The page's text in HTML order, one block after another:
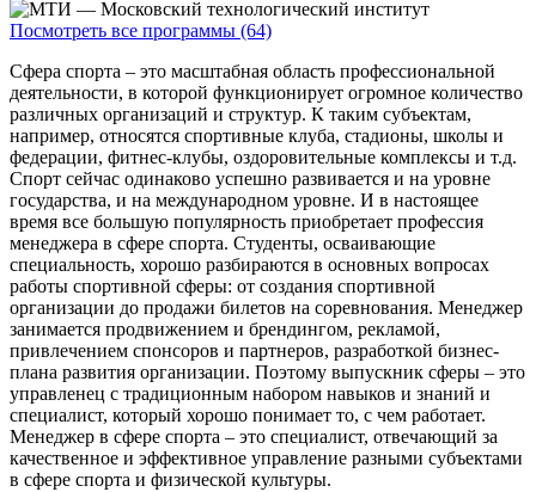
Посмотреть все программы (64)
Сфера спорта – это масштабная область профессиональной
деятельности, в которой функционирует огромное количество
различных организаций и структур. К таким субъектам,
например, относятся спортивные клуба, стадионы, школы и
федерации, фитнес-клубы, оздоровительные комплексы и т.д.
Спорт сейчас одинаково успешно развивается и на уровне
государства, и на международном уровне. И в настоящее
время все большую популярность приобретает профессия
менеджера в сфере спорта. Студенты, осваивающие
специальность, хорошо разбираются в основных вопросах
работы спортивной сферы: от создания спортивной
организации до продажи билетов на соревнования. Менеджер
занимается продвижением и брендингом, рекламой,
привлечением спонсоров и партнеров, разработкой бизнес-
плана развития организации. Поэтому выпускник сферы – это
управленец с традиционным набором навыков и знаний и
специалист, который хорошо понимает то, с чем работает.
Менеджер в сфере спорта – это специалист, отвечающий за
качественное и эффективное управление разными субъектами
в сфере спорта и физической культуры.